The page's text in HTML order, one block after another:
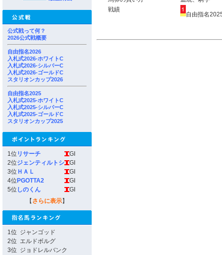
公式戦って何？
2026公式戦概要
自由指名2026
入札式2026-ホワイトC
入札式2026-シルバーC
入札式2026-ゴールドC
スタリオンカップ2026
自由指名2025
入札式2025-ホワイトC
入札式2025-シルバーC
入札式2025-ゴールドC
スタリオンカップ2025
1位 リサーチ
GI
2位ジェンティルトシ
GI
3位 ＨＡＬ
GI
4位 PGOTTA2
GI
5位 しのくん
GI
【 さらに表示】
1位 ジャンゴッド
2位 エルドボルグ
3位 ジョドレルバンク
戦績
自由指名